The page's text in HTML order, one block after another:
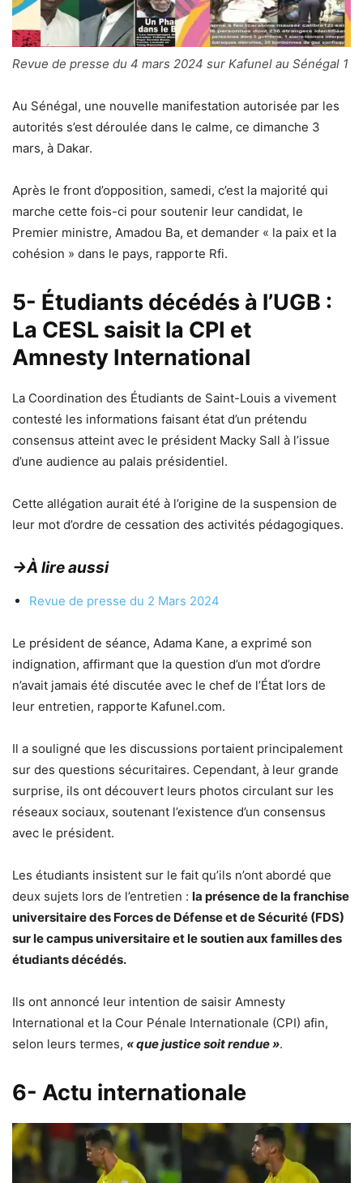
Revue de presse du 4 mars 2024 sur Kafunel au Sénégal 1
Au Sénégal, une nouvelle manifestation autorisée par les
autorités s’est déroulée dans le calme, ce dimanche 3
mars, à Dakar.
Après le front d’opposition, samedi, c’est la majorité qui
marche cette fois-ci pour soutenir leur candidat, le
Premier ministre, Amadou Ba, et demander « la paix et la
cohésion » dans le pays, rapporte Rfi.
5- Étudiants décédés à l’UGB :
La CESL saisit la CPI et
Amnesty International
La Coordination des Étudiants de Saint-Louis a vivement
contesté les informations faisant état d’un prétendu
consensus atteint avec le président Macky Sall à l’issue
d’une audience au palais présidentiel.
Cette allégation aurait été à l’origine de la suspension de
leur mot d’ordre de cessation des activités pédagogiques.
→À lire aussi
Revue de presse du 2 Mars 2024
Le président de séance, Adama Kane, a exprimé son
indignation, affirmant que la question d’un mot d’ordre
n’avait jamais été discutée avec le chef de l’État lors de
leur entretien, rapporte Kafunel.com.
Il a souligné que les discussions portaient principalement
sur des questions sécuritaires. Cependant, à leur grande
surprise, ils ont découvert leurs photos circulant sur les
réseaux sociaux, soutenant l’existence d’un consensus
avec le président.
Les étudiants insistent sur le fait qu’ils n’ont abordé que
deux sujets lors de l’entretien : la présence de la franchise
universitaire des Forces de Défense et de Sécurité (FDS)
sur le campus universitaire et le soutien aux familles des
étudiants décédés.
Ils ont annoncé leur intention de saisir Amnesty
International et la Cour Pénale Internationale (CPI) afin,
selon leurs termes, « que justice soit rendue ».
6- Actu internationale